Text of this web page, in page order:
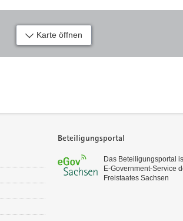
Karte öffnen
Beteiligungsportal
Das Beteiligungsportal
E‑Government-Service
Freistaates Sachsen